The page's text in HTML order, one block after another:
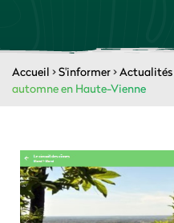
Accueil >S'informer>Actualités
automne en Haute-Vienne